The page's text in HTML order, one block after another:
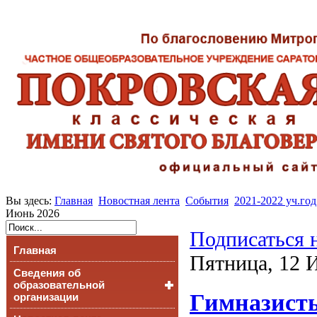
Вы здесь: Главная Новостная лента События 2021-2022 уч.год
Июнь 2026
Главная
Сведения об
образовательной
организации
Подписаться
Пятница, 12